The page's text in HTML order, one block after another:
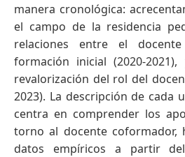
manera cronológica:
el campo de la residencia
relaciones entre el
formación inicial (2020-
revalorización del rol del
2023). La descripción de cada
centra en comprender los
torno al docente coformador,
datos empíricos a partir